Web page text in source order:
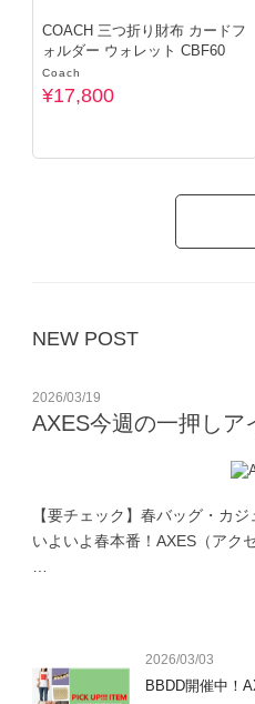
COACH 三つ折り財布 カードフ
ォルダー ウォレット CBF60
Coach
¥17,800
NEW POST
2026/03/19
AXES今週の一押しア
【要チェック】春バッグ・カ
いよいよ春本番！AXES（アク
春らしいカラーが魅力的な商
ちょっとお得にスタイルチェ
2026/03/03
BBDD開催中！